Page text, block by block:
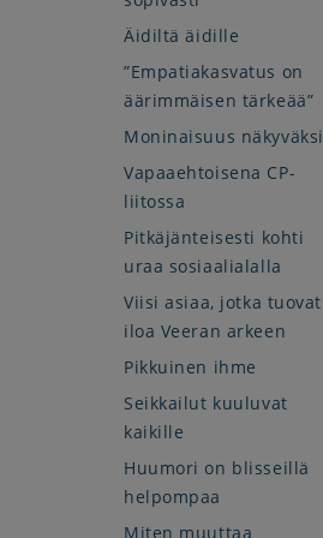
Äidiltä äidille
”Empatiakasvatus on
äärimmäisen tärkeää”
Moninaisuus näkyväksi
Vapaaehtoisena CP-
liitossa
Pitkäjänteisesti kohti
uraa sosiaalialalla
Viisi asiaa, jotka tuovat
iloa Veeran arkeen
Pikkuinen ihme
Seikkailut kuuluvat
kaikille
Huumori on blisseillä
helpompaa
Miten muuttaa